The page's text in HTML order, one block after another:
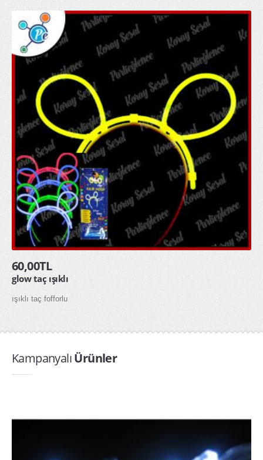
60,00TL
glow taç ışıklı
ışıklı taç fofforlu
KampanyalıÜrünler